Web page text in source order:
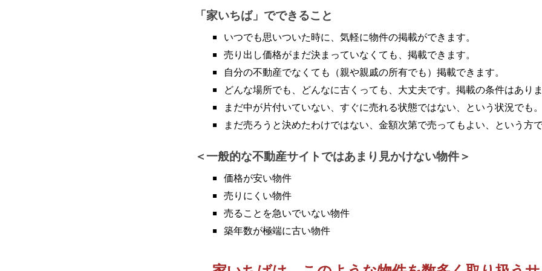
「家いちば」でできること
いつでも思いついた時に、気軽に物件の掲載ができます。
売り出し価格がまだ決まっていなくても、掲載できます。
自分の不動産でなくても（親や親戚の所有でも）掲載できます。
どんな場所でも、どんなに古くっても、大丈夫です。掲載の条件はありま
まだ中が片付いていない、すぐに売れる状態ではない、という状況でも。
まだ売ろうと決めたわけではない、金額次第で売ってもよい、という方で
一般的な不動産サイトではあまり見かけない物件
価格が安い物件
売りにくい物件
売ることを急いでいない物件
築年数が極端に古い物件